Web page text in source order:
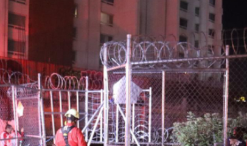
Mujer resulta lesionada tras ataque de pitbull en Zapopan
Vinculan a pareja que extorsionaba con peluches para
Mueren cuatro personas por volcadura en San Miguel el
Ken Salazar afirma que no tiene evidencia de vínculos
Sheinbaum se reúnen secretario de Estado del Vaticano
Vinculan a responsable de homicidio registrado en 2025